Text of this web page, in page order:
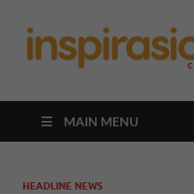
MAIN MENU
HEADLINE NEWS